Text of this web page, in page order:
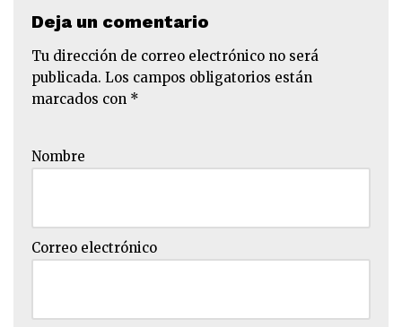
Deja un comentario
Tu dirección de correo electrónico no será
publicada. Los campos obligatorios están
marcados con *
Nombre
Correo electrónico